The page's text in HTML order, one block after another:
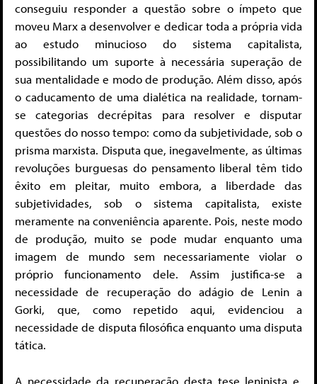
conseguiu responder a questão sobre o ímpeto que
moveu Marx a desenvolver e dedicar toda a própria vida
ao estudo minucioso do sistema capitalista,
possibilitando um suporte à necessária superação de
sua mentalidade e modo de produção. Além disso, após
o caducamento de uma dialética na realidade, tornam-
se categorias decrépitas para resolver e disputar
questões do nosso tempo: como da subjetividade, sob o
prisma marxista. Disputa que, inegavelmente, as últimas
revoluções burguesas do pensamento liberal têm tido
êxito em pleitar, muito embora, a liberdade das
subjetividades, sob o sistema capitalista, existe
meramente na conveniência aparente. Pois, neste modo
de produção, muito se pode mudar enquanto uma
imagem de mundo sem necessariamente violar o
próprio funcionamento dele. Assim justifica-se a
necessidade de recuperação do adágio de Lenin a
Gorki, que, como repetido aqui, evidenciou a
necessidade de disputa filosófica enquanto uma disputa
tática.
A necessidade da recuperação desta tese leninista e,